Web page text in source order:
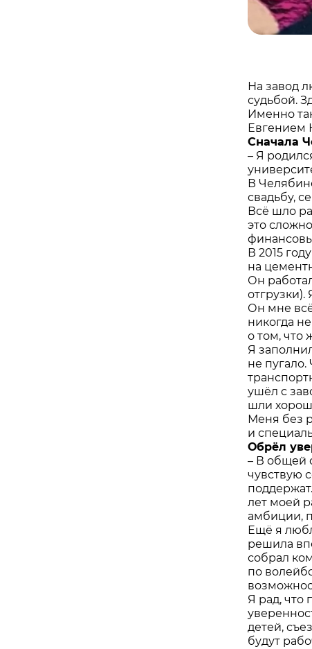
На завод
судьбой.
Именно
Евгением
Сначала
– Я
В
свадьбу,
Всё шло
это
В 2015
на
Он
Он мне
никогда
о том, что
Я
не
ушёл с
шли
Меня без
и
Обрёл
– В общей
чувствую
лет моей
амбиции,
Ещё я
решила
собрал
по
Я рад, что
детей,
будут